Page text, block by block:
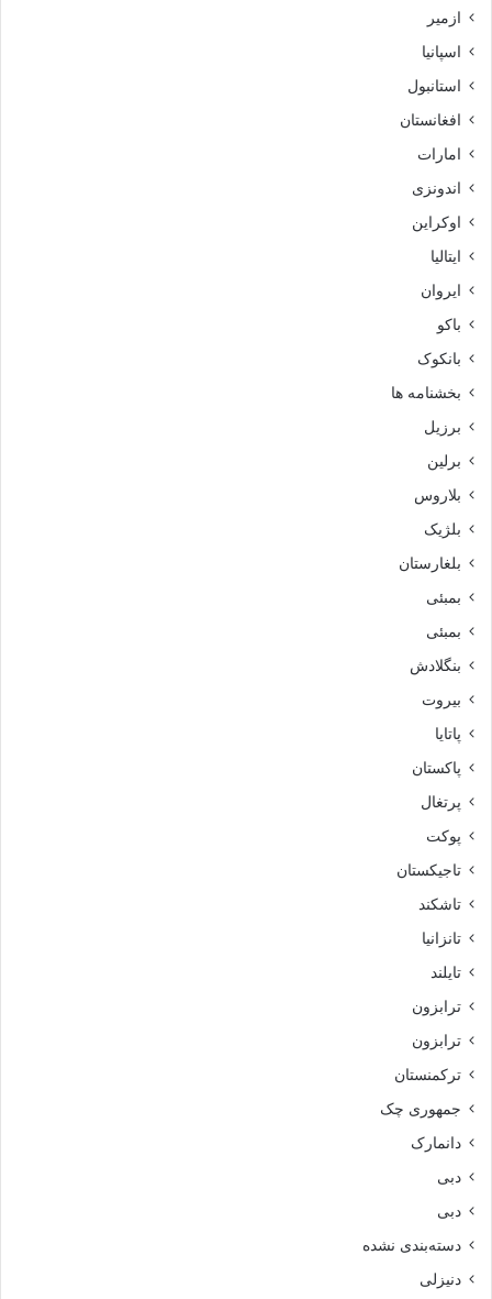
ازمیر
اسپانیا
استانبول
افغانستان
امارات
اندونزی
اوکراین
ایتالیا
ایروان
باکو
بانکوک
بخشنامه ها
برزیل
برلین
بلاروس
بلژیک
بلغارستان
بمبئی
بمبئی
بنگلادش
بیروت
پاتایا
پاکستان
پرتغال
پوکت
تاجیکستان
تاشکند
تانزانیا
تایلند
ترابزون
ترابزون
ترکمنستان
جمهوری چک
دانمارک
دبی
دبی
دسته‌بندی نشده
دنیزلی